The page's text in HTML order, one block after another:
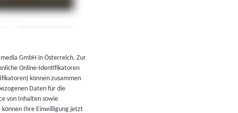
GmbH in Österreich. Zur
Online-Identifikatoren
können zusammen
Daten für die
von Inhalten sowie
Ihre Einwilligung jetzt